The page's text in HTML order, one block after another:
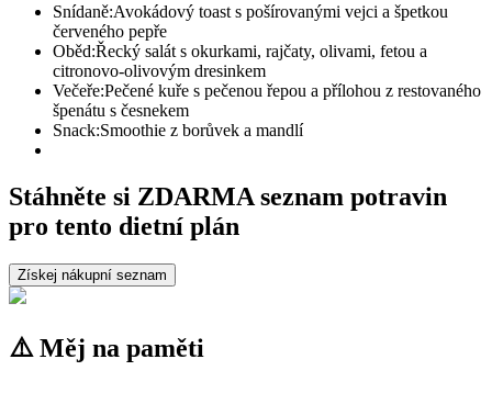
Snídaně:Avokádový toast s pošírovanými vejci a špetkou
červeného pepře
Oběd:Řecký salát s okurkami, rajčaty, olivami, fetou a
citronovo-olivovým dresinkem
Večeře:Pečené kuře s pečenou řepou a přílohou z restovaného
špenátu s česnekem
Snack:Smoothie z borůvek a mandlí
Stáhněte si ZDARMA seznam potravin
pro tento dietní plán
Získej nákupní seznam
⚠️ Měj na paměti